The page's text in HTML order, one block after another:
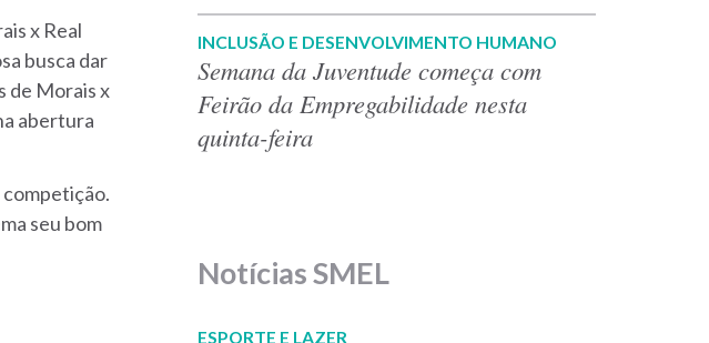
x Real
busca dar
de Morais x
abertura
seu bom
INCLUSÃO E DESENVOLVIMENTO HUMANO
Semana da Juventude começa com
Feirão da Empregabilidade nesta
quinta-feira
Notícias SMEL
ESPORTE E LAZER